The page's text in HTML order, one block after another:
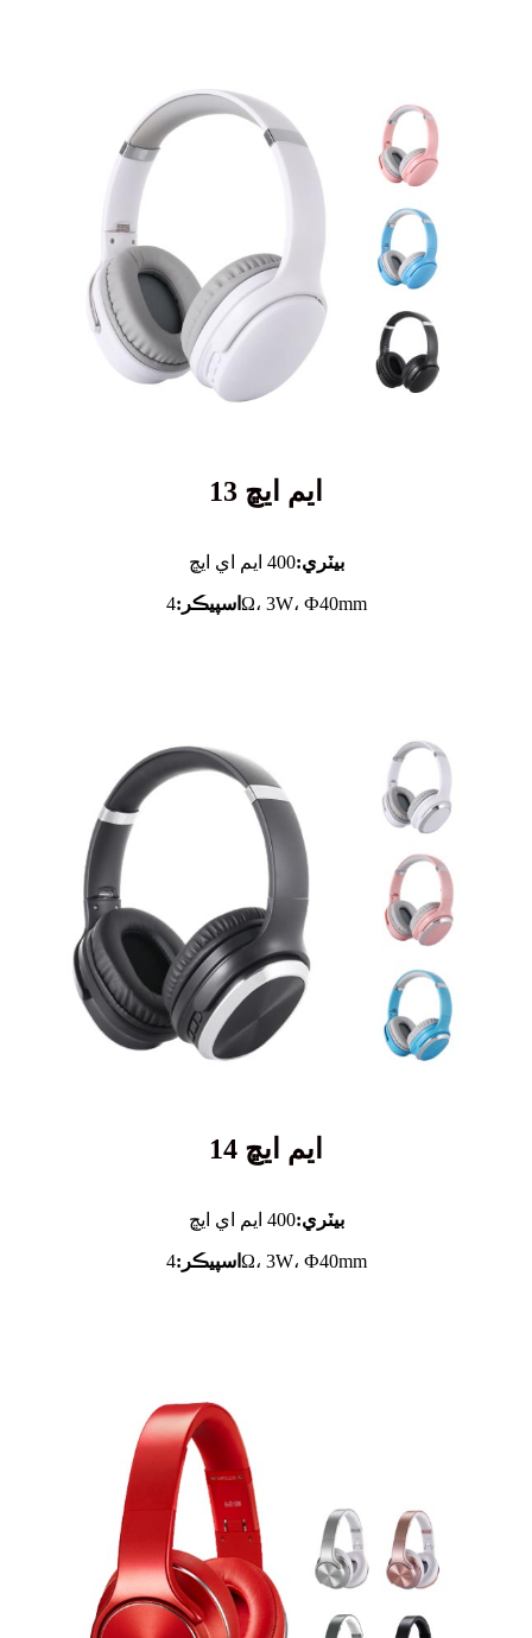
ايم ايڇ 13
بيٽري:400 ايم اي ايڇ
اسپيڪر: 4Ω، 3W، Ф40mm
ايم ايڇ 14
بيٽري:400 ايم اي ايڇ
اسپيڪر: 4Ω، 3W، Ф40mm